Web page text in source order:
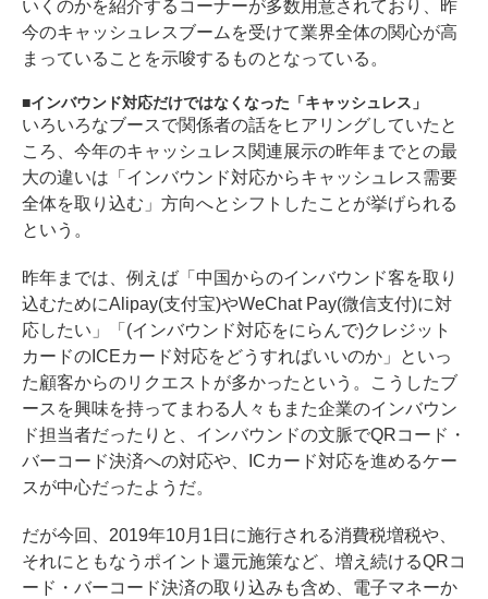
いくのかを紹介するコーナーが多数用意されており、昨
今のキャッシュレスブームを受けて業界全体の関心が高
まっていることを示唆するものとなっている。
インバウンド対応だけではなくなった「キャッシュレス」
いろいろなブースで関係者の話をヒアリングしていたと
ころ、今年のキャッシュレス関連展示の昨年までとの最
大の違いは「インバウンド対応からキャッシュレス需要
全体を取り込む」方向へとシフトしたことが挙げられる
という。
昨年までは、例えば「中国からのインバウンド客を取り
込むためにAlipay(支付宝)やWeChat Pay(微信支付)に対
応したい」「(インバウンド対応をにらんで)クレジット
カードのICEカード対応をどうすればいいのか」といっ
た顧客からのリクエストが多かったという。こうしたブ
ースを興味を持ってまわる人々もまた企業のインバウン
ド担当者だったりと、インバウンドの文脈でQRコード・
バーコード決済への対応や、ICカード対応を進めるケー
スが中心だったようだ。
だが今回、2019年10月1日に施行される消費税増税や、
それにともなうポイント還元施策など、増え続けるQRコ
ード・バーコード決済の取り込みも含め、電子マネーか